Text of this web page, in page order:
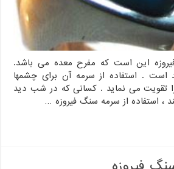
این است که مفرح معده می باشد.
است . استفاده از سرمه آن برای چشمها
تقویت می نماید . کسانی که در شب دید
استفاده از سرمه سنگ فیروزه …